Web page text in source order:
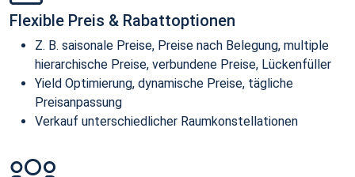
Flexible Preis & Rabattoptionen
Z. B. saisonale Preise, Preise nach Belegung, multiple
hierarchische Preise, verbundene Preise, Lückenfüller
Yield Optimierung, dynamische Preise, tägliche
Preisanpassung
Verkauf unterschiedlicher Raumkonstellationen